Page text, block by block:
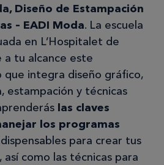
Diseño de Estampación
– EADI Moda. La escuela
en L’Hospitalet de
a tu alcance este
que integra diseño gráfico,
estampación y técnicas
las claves
los programas
para crear tus
así como las técnicas para